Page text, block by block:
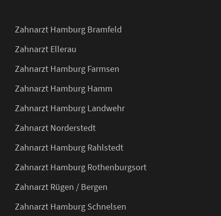
Zahnarzt Hamburg Bramfeld
Zahnarzt Ellerau
Zahnarzt Hamburg Farmsen
Zahnarzt Hamburg Hamm
Zahnarzt Hamburg Landwehr
Zahnarzt Norderstedt
Zahnarzt Hamburg Rahlstedt
Zahnarzt Hamburg Rothenburgsort
Zahnarzt Rügen / Bergen
Zahnarzt Hamburg Schnelsen